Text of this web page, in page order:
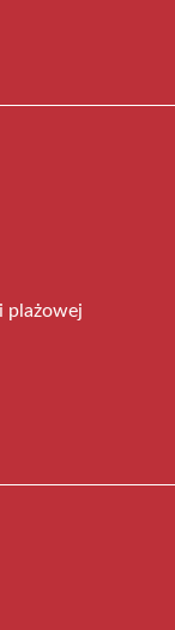
plażowej